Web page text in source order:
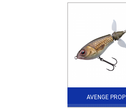
AVENGE